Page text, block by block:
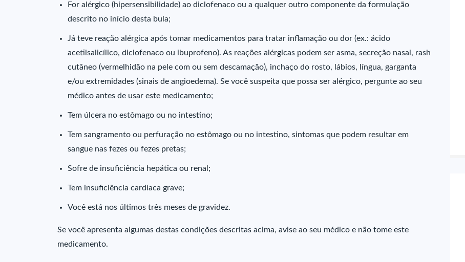
For alérgico (hipersensibilidade) ao diclofenaco ou a qualquer outro componente da formulação
descrito no início desta bula;
Já teve reação alérgica após tomar medicamentos para tratar inflamação ou dor (ex.: ácido
acetilsalicílico, diclofenaco ou ibuprofeno). As reações alérgicas podem ser asma, secreção nasal, rash
cutâneo (vermelhidão na pele com ou sem descamação), inchaço do rosto, lábios, língua, garganta
e/ou extremidades (sinais de angioedema). Se você suspeita que possa ser alérgico, pergunte ao seu
médico antes de usar este medicamento;
Tem úlcera no estômago ou no intestino;
Tem sangramento ou perfuração no estômago ou no intestino, sintomas que podem resultar em
sangue nas fezes ou fezes pretas;
Sofre de insuficiência hepática ou renal;
Tem insuficiência cardíaca grave;
Você está nos últimos três meses de gravidez.
Se você apresenta algumas destas condições descritas acima, avise ao seu médico e não tome este
medicamento.